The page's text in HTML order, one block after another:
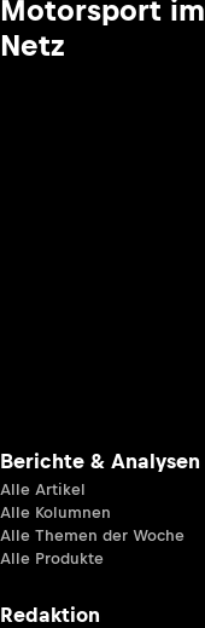
Motorsport im
Netz
Berichte & Analysen
Alle Artikel
Alle Kolumnen
Alle Themen der Woche
Alle Produkte
Redaktion